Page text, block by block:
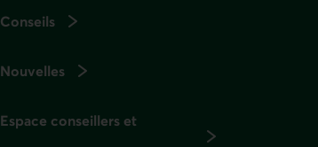
Conseils
Nouvelles
Espace conseillers et